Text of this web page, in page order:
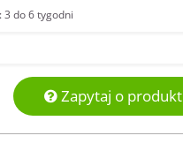
3 do 6 tygodni
Zapytaj o produkt